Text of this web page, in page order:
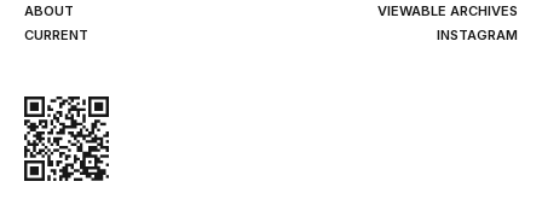
ABOUT
VIEWABLE ARCHIVES
CURRENT
INSTAGRAM